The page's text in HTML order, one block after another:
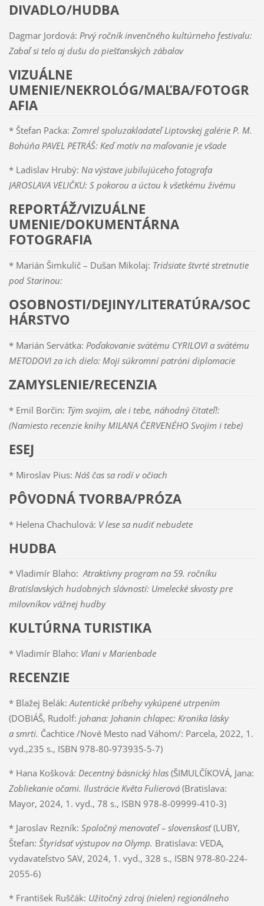
DIVADLO/HUDBA
Dagmar Jordová: Prvý ročník invenčného kultúrneho festivalu:
Zabaľ si telo aj dušu do piešťanských zábalov
VIZUÁLNE
UMENIE/NEKROLÓG/MAĽBA/FOTOGR
AFIA
* Štefan Packa: Zomrel spoluzakladateľ Liptovskej galérie P. M.
Bohúňa PAVEL PETRÁŠ: Keď motív na maľovanie je všade
* Ladislav Hrubý: Na výstave jubilujúceho fotografa
JAROSLAVA VELIČKU: S pokorou a úctou k všetkému živému
REPORTÁŽ/VIZUÁLNE
UMENIE/DOKUMENTÁRNA
FOTOGRAFIA
* Marián Šimkulič – Dušan Mikolaj: Tridsiate štvrté stretnutie
pod Starinou:
OSOBNOSTI/DEJINY/LITERATÚRA/SOC
HÁRSTVO
* Marián Servátka: Poďakovanie svätému CYRILOVI a svätému
METODOVI za ich dielo: Moji súkromní patróni diplomacie
ZAMYSLENIE/RECENZIA
* Emil Borčin: Tým svojim, ale i tebe, náhodný čitateľ!:
(Namiesto recenzie knihy MILANA ČERVENÉHO Svojim i tebe)
ESEJ
* Miroslav Pius: Náš čas sa rodí v očiach
PÔVODNÁ TVORBA/PRÓZA
* Helena Chachulová: V lese sa nudiť nebudete
HUDBA
* Vladimír Blaho:Atraktívny program na 59. ročníku
Bratislavských hudobných slávností: Umelecké skvosty pre
milovníkov vážnej hudby
KULTÚRNA TURISTIKA
* Vladimír Blaho: Vlani v Marienbade
RECENZIE
* Blažej Belák: Autentické príbehy vykúpené utrpením
(DOBIÁŠ, Rudolf: johana: Johanin chlapec: Kronika lásky
a smrti. Čachtice /Nové Mesto nad Váhom/: Parcela, 2022, 1.
vyd.,235 s., ISBN 978-80-973935-5-7)
* Hana Košková: Decentný básnický hlas(ŠIMULČÍKOVÁ, Jana:
Zobliekanie očami. Ilustrácie Květa Fulierová (Bratislava:
Mayor, 2024, 1. vyd., 78 s., ISBN 978-8-09999-410-3)
* Jaroslav Rezník: Spoločný menovateľ – slovenskosť(LUBY,
Štefan: Štyridsať výstupov na Olymp. Bratislava: VEDA,
vydavateľstvo SAV, 2024, 1. vyd., 328 s., ISBN 978-80-224-
2055-6)
* František Ruščák: Užitočný zdroj (nielen) regionálneho